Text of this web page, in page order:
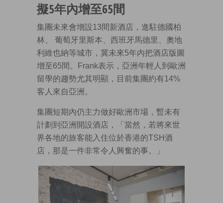
擬5年內增至65間
集團未來會增設13間新酒店，進駐德國柏
林、 葡萄牙里斯本、西班牙馬德里、奧地
利維也納等城市，冀未來5年內把酒店版圖
增至65間。Frank表示，亞洲年輕人到歐洲
留學的趨勢尤其明顯，目前集團約有14%
客人來自亞洲。
集團短期內仍主力做好歐洲市場，暫未有
計劃到亞洲開設酒店，「當然，若將來世
界各地的旅客能入住位於香港的TSH酒
店，那是一件非常令人興奮的事。」